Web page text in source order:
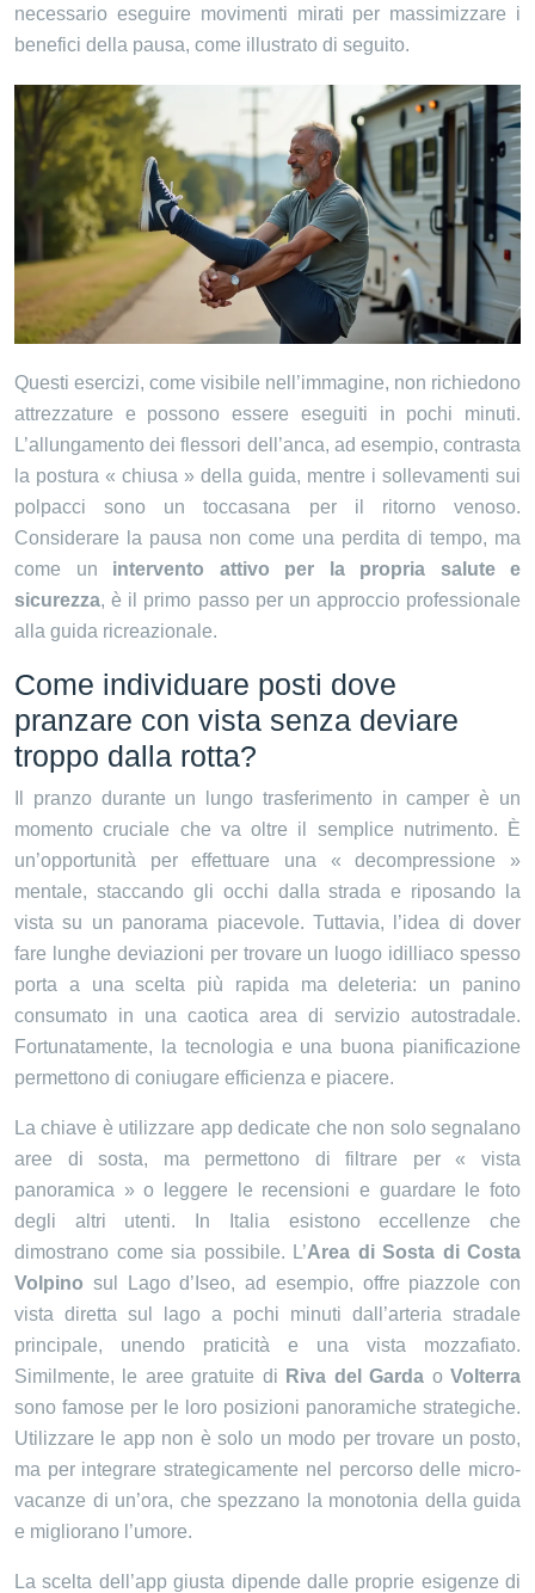
necessario eseguire movimenti mirati per massimizzare i
benefici della pausa, come illustrato di seguito.
Questi esercizi, come visibile nell’immagine, non richiedono
attrezzature e possono essere eseguiti in pochi minuti.
L’allungamento dei flessori dell’anca, ad esempio, contrasta
la postura « chiusa » della guida, mentre i sollevamenti sui
polpacci sono un toccasana per il ritorno venoso.
Considerare la pausa non come una perdita di tempo, ma
come un intervento attivo per la propria salute e
sicurezza, è il primo passo per un approccio professionale
alla guida ricreazionale.
Come individuare posti dove
pranzare con vista senza deviare
troppo dalla rotta?
Il pranzo durante un lungo trasferimento in camper è un
momento cruciale che va oltre il semplice nutrimento. È
un’opportunità per effettuare una « decompressione »
mentale, staccando gli occhi dalla strada e riposando la
vista su un panorama piacevole. Tuttavia, l’idea di dover
fare lunghe deviazioni per trovare un luogo idilliaco spesso
porta a una scelta più rapida ma deleteria: un panino
consumato in una caotica area di servizio autostradale.
Fortunatamente, la tecnologia e una buona pianificazione
permettono di coniugare efficienza e piacere.
La chiave è utilizzare app dedicate che non solo segnalano
aree di sosta, ma permettono di filtrare per « vista
panoramica » o leggere le recensioni e guardare le foto
degli altri utenti. In Italia esistono eccellenze che
dimostrano come sia possibile. L’Area di Sosta di Costa
Volpino sul Lago d’Iseo, ad esempio, offre piazzole con
vista diretta sul lago a pochi minuti dall’arteria stradale
principale, unendo praticità e una vista mozzafiato.
Similmente, le aree gratuite di Riva del Garda oVolterra
sono famose per le loro posizioni panoramiche strategiche.
Utilizzare le app non è solo un modo per trovare un posto,
ma per integrare strategicamente nel percorso delle micro-
vacanze di un’ora, che spezzano la monotonia della guida
e migliorano l’umore.
La scelta dell’app giusta dipende dalle proprie esigenze di